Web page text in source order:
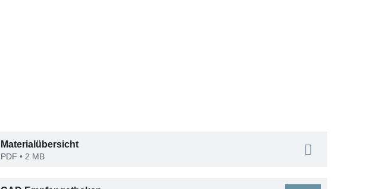
Materialübersicht
PDF • 2 MB